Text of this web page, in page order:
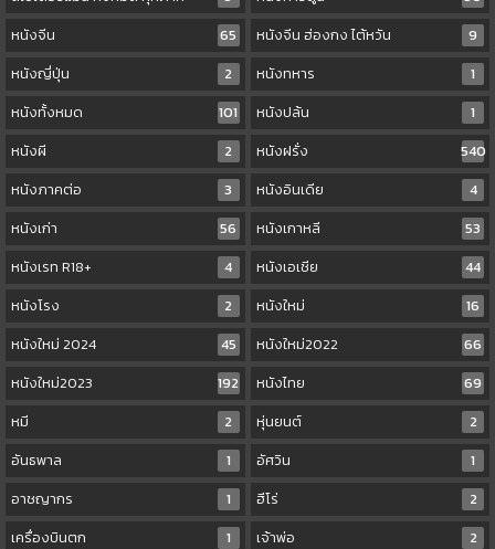
หนังจีน
65 หนังจีน ฮ่องกง ไต้หวัน
9
หนังญี่ปุ่น
2 หนังทหาร
1
หนังทั้งหมด
101 หนังปล้น
1
หนังผี
2 หนังฝรั่ง
540
หนังภาคต่อ
3 หนังอินเดีย
4
หนังเก่า
56 หนังเกาหลี
53
หนังเรท R18+
4 หนังเอเชีย
44
หนังโรง
2 หนังใหม่
16
หนังใหม่ 2024
45 หนังใหม่2022
66
หนังใหม่2023
192 หนังไทย
69
หมี
2 หุ่นยนต์
2
อันธพาล
1 อัศวิน
1
อาชญากร
1 ฮีโร่
2
เครื่องบินตก
1 เจ้าพ่อ
2